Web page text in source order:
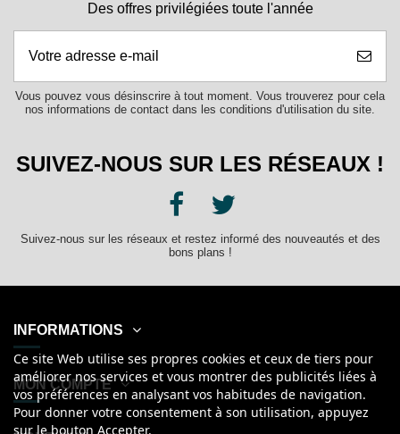
Des offres privilégiées toute l'année
Vous pouvez vous désinscrire à tout moment. Vous trouverez pour cela
nos informations de contact dans les conditions d'utilisation du site.
SUIVEZ-NOUS SUR LES RÉSEAUX !
Suivez-nous sur les réseaux et restez informé des nouveautés et des
bons plans !
INFORMATIONS
MON COMPTE
Ce site Web utilise ses propres cookies et ceux de tiers pour
améliorer nos services et vous montrer des publicités liées à
vos préférences en analysant vos habitudes de navigation.
Pour donner votre consentement à son utilisation, appuyez
sur le bouton Accepter.